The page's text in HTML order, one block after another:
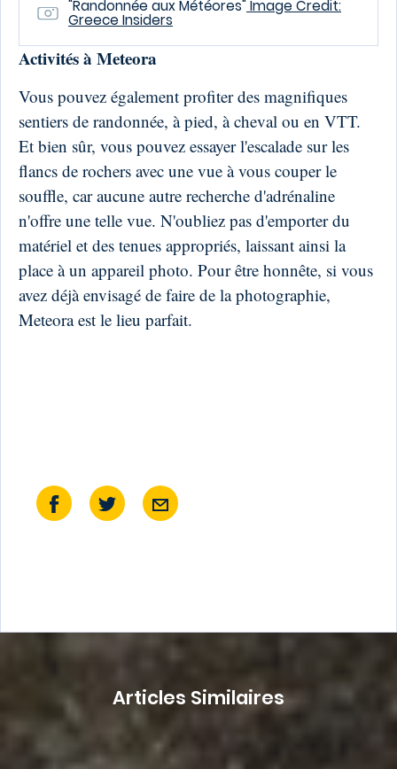
"Randonnée aux Météores"Image Credit:
Greece Insiders
Activités à Meteora
Vous pouvez également profiter des magnifiques
sentiers de randonnée, à pied, à cheval ou en VTT.
Et bien sûr, vous pouvez essayer l'escalade sur les
flancs de rochers avec une vue à vous couper le
souffle, car aucune autre recherche d'adrénaline
n'offre une telle vue. N'oubliez pas d'emporter du
matériel et des tenues appropriés, laissant ainsi la
place à un appareil photo. Pour être honnête, si vous
avez déjà envisagé de faire de la photographie,
Meteora est le lieu parfait.
Articles Similaires